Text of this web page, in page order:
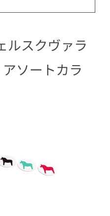
ルスクヴァラ
ソートカラ